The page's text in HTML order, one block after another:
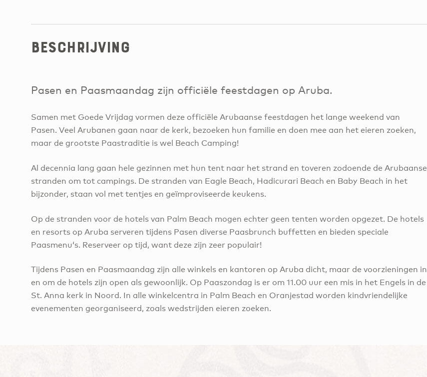
Beschrijving
Pasen en Paasmaandag zijn officiële feestdagen op Aruba.
Samen met Goede Vrijdag vormen deze officiële Arubaanse feestdagen het lange weekend van
Pasen. Veel Arubanen gaan naar de kerk, bezoeken hun familie en doen mee aan het eieren zoeken,
maar de grootste Paastraditie is wel Beach Camping!
Al decennia lang gaan hele gezinnen met hun tent naar het strand en toveren zodoende de Arubaanse
stranden om tot campings. De stranden van Eagle Beach, Hadicurari Beach en Baby Beach in het
bijzonder, staan vol met tentjes en geïmproviseerde keukens.
Op de stranden voor de hotels van Palm Beach mogen echter geen tenten worden opgezet. De hotels
en resorts op Aruba serveren tijdens Pasen diverse Paasbrunch buffetten en bieden speciale
Paasmenu‘s. Reserveer op tijd, want deze zijn zeer populair!
Tijdens Pasen en Paasmaandag zijn alle winkels en kantoren op Aruba dicht, maar de voorzieningen in
en om de hotels zijn open als gewoonlijk. Op Paaszondag is er om 11.00 uur een mis in het Engels in de
St. Anna kerk in Noord. In alle winkelcentra in Palm Beach en Oranjestad worden kindvriendelijke
evenementen georganiseerd, zoals wedstrijden eieren zoeken.